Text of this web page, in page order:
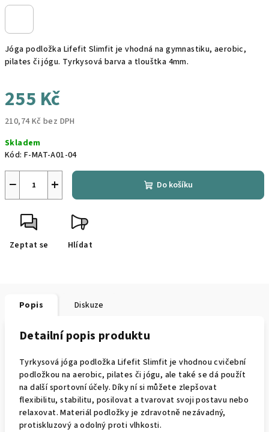
Jóga podložka Lifefit Slimfit je vhodná na gymnastiku, aerobic,
pilates či jógu. Tyrkysová barva a tlouštka 4mm.
255 Kč
210,74 Kč bez DPH
cena:
Skladem
Kód: F-MAT-A01-04
+
− Do košíku
Zeptat se Hlídat
Popis Diskuze
Detailní popis produktu
Tyrkysová jóga podložka Lifefit Slimfit je vhodnou cvičební
podložkou na aerobic, pilates či jógu, ale také se dá použít
na další sportovní účely. Díky ní si můžete zlepšovat
flexibilitu, stabilitu, posilovat a tvarovat svoji postavu nebo
relaxovat. Materiál podložky je zdravotně nezávadný,
protiskluzový a odolný proti vlhkosti.